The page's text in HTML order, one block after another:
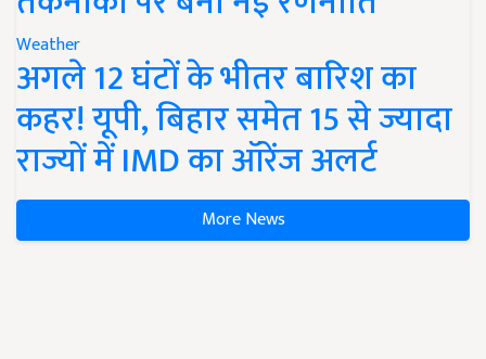
Weather
अगले 12 घंटों के भीतर बारिश का
कहर! यूपी, बिहार समेत 15 से ज्यादा
राज्यों में IMD का ऑरेंज अलर्ट
More News